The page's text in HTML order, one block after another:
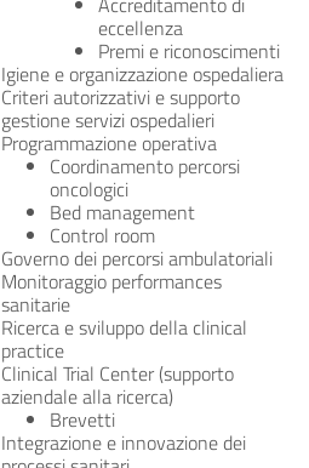
eccellenza
Premi e riconoscimenti
Igiene e organizzazione ospedaliera
Criteri autorizzativi e supporto
gestione servizi ospedalieri
Programmazione operativa
Coordinamento percorsi
oncologici
Bed management
Control room
Governo dei percorsi ambulatoriali
Monitoraggio performances
sanitarie
Ricerca e sviluppo della clinical
practice
Clinical Trial Center (supporto
aziendale alla ricerca)
Brevetti
Integrazione e innovazione dei